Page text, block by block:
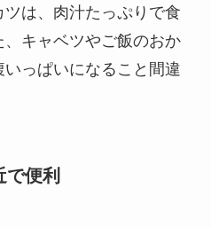
は、肉汁たっぷりで食
キャベツやご飯のおか
っぱいになること間違
で便利